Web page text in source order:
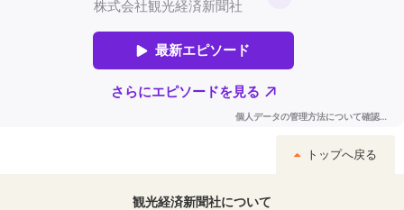
トップへ戻る
観光経済新聞社について